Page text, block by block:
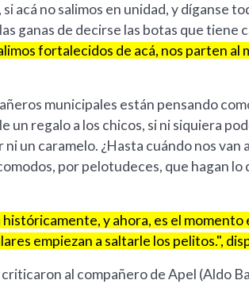
acá no salimos en unidad, y díganse
ganas de decirse las botas que tiene
fortalecidos de acá, nos parten al
municipales están pensando
un regalo a los chicos, si ni siquiera
un caramelo. ¿Hasta cuándo nos van
por pelotudeces, que hagan
históricamente, y ahora, es el
empiezan a saltarle los pelitos.",
al compañero de Apel (Aldo